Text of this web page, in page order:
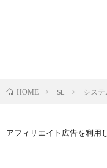
HOME SE シス
アフィリエイト広告を利用